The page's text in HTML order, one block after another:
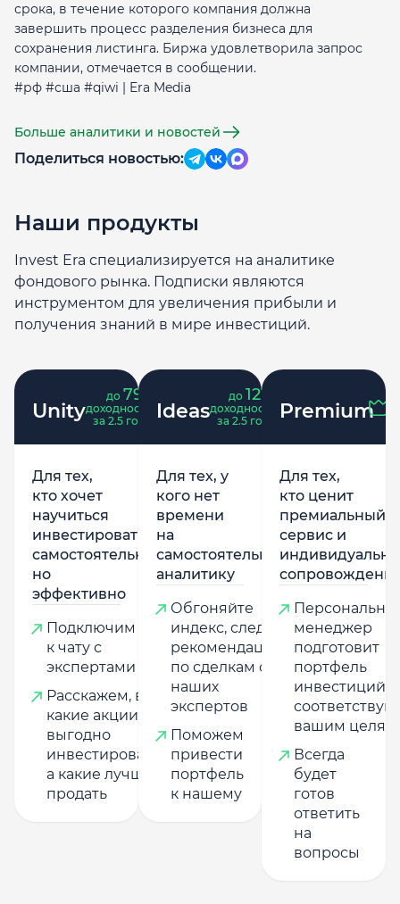
срока, в течение которого компания должна
завершить процесс разделения бизнеса для
сохранения листинга. Биржа удовлетворила запрос
компании, отмечается в сообщении.
#рф #сша #qiwi | Era Media
Больше аналитики и новостей
Поделиться новостью:
Наши продукты
Invest Era специализируется на аналитике
фондового рынка. Подписки являются
инструментом для увеличения прибыли и
получения знаний в мире инвестиций.
Unity
до 79
доходность
за 2.5 года
Для тех,
кто хочет
научиться
инвестировать
самостоятельно,
но
эффективно
Подключим
к чату с
экспертами
Расскажем, в
какие акции
выгодно
инвестировать,
а какие лучше
продать
Ideas
до 121
доходность
за 2.5 года
Для тех, у
кого нет
времени
на
самостоятельную
аналитику
Обгоняйте
индекс, следуя
рекомендациям
по сделкам от
наших
экспертов
Поможем
привести
портфель
к нашему
Premium
Для тех,
кто ценит
премиальный
сервис и
менеджер
подготовит
портфель
инвестиций,
вашим целям
Всегда
будет
готов
ответить
на
вопросы